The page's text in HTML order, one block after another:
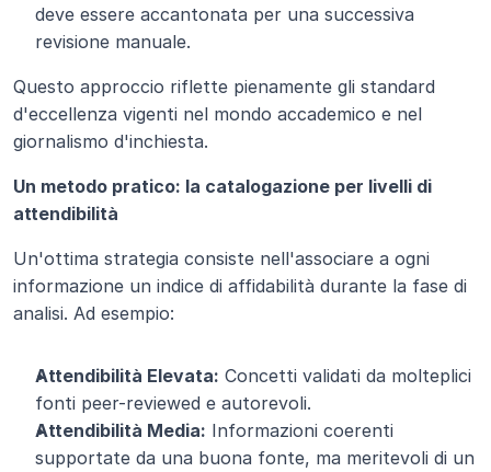
deve essere accantonata per una successiva
revisione manuale.
Questo approccio riflette pienamente gli standard
d'eccellenza vigenti nel mondo accademico e nel
giornalismo d'inchiesta.
Un metodo pratico: la catalogazione per livelli di
attendibilità
Un'ottima strategia consiste nell'associare a ogni
informazione un indice di affidabilità durante la fase di
analisi. Ad esempio:
Attendibilità Elevata: Concetti validati da molteplici
fonti peer-reviewed e autorevoli.
Attendibilità Media: Informazioni coerenti
supportate da una buona fonte, ma meritevoli di un